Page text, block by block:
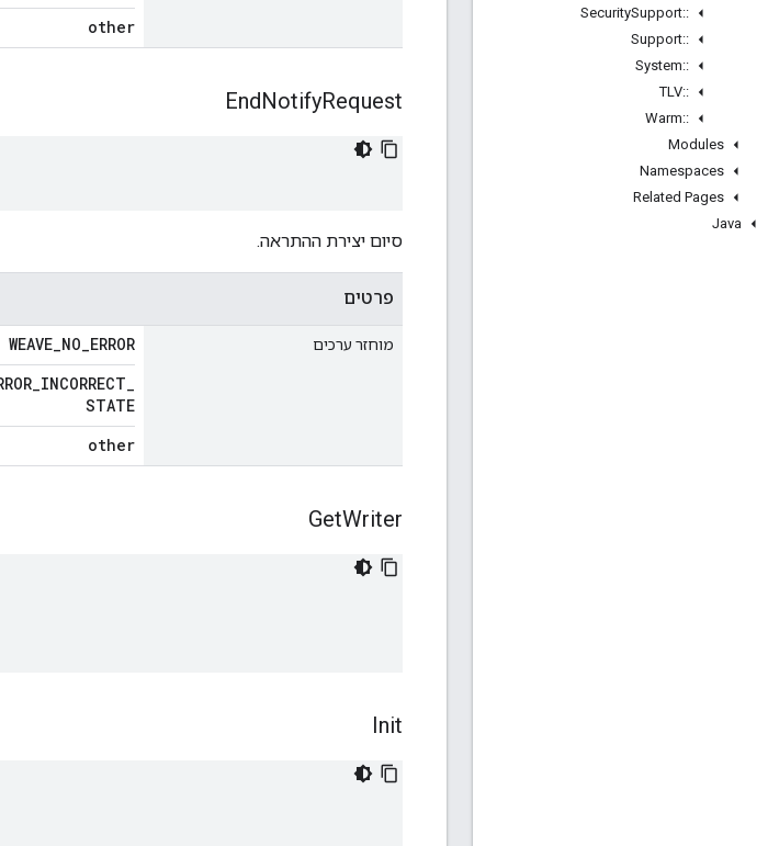
::
SecuritySupport
::
Support
::
System
::
TLV
::
Warm
Modules
Namespaces
Related Pages
Java
other
EndNotifyRequest
סיום יצירת ההתראה.
פרטים
מוחזר ערכים WEAVE_NO_ERROR
_INCORRECT_
STATE
other
GetWriter
Init